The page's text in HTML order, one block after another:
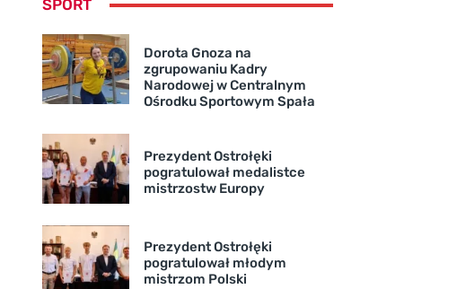
SPORT
Dorota Gnoza na
zgrupowaniu Kadry
Narodowej w Centralnym
Ośrodku Sportowym Spała
Prezydent Ostrołęki
pogratulował medalistce
mistrzostw Europy
Prezydent Ostrołęki
pogratulował młodym
mistrzom Polski